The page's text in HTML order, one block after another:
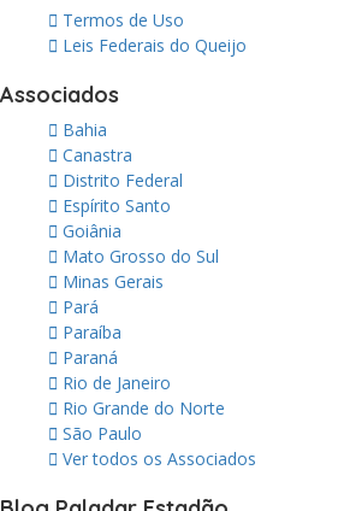
Termos de Uso
Leis Federais do Queijo
Associados
Bahia
Canastra
Distrito Federal
Espírito Santo
Goiânia
Mato Grosso do Sul
Minas Gerais
Pará
Paraíba
Paraná
Rio de Janeiro
Rio Grande do Norte
São Paulo
Ver todos os Associados